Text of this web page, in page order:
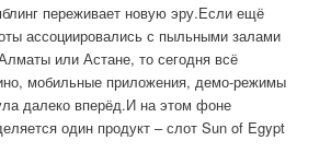
переживает новую эру.Если ещё
ассоциировались с пыльными залами
или Астане, то сегодня всё
мобильные приложения, демо-режимы
далеко вперёд.И на этом фоне
один продукт – слот Sun of Egypt